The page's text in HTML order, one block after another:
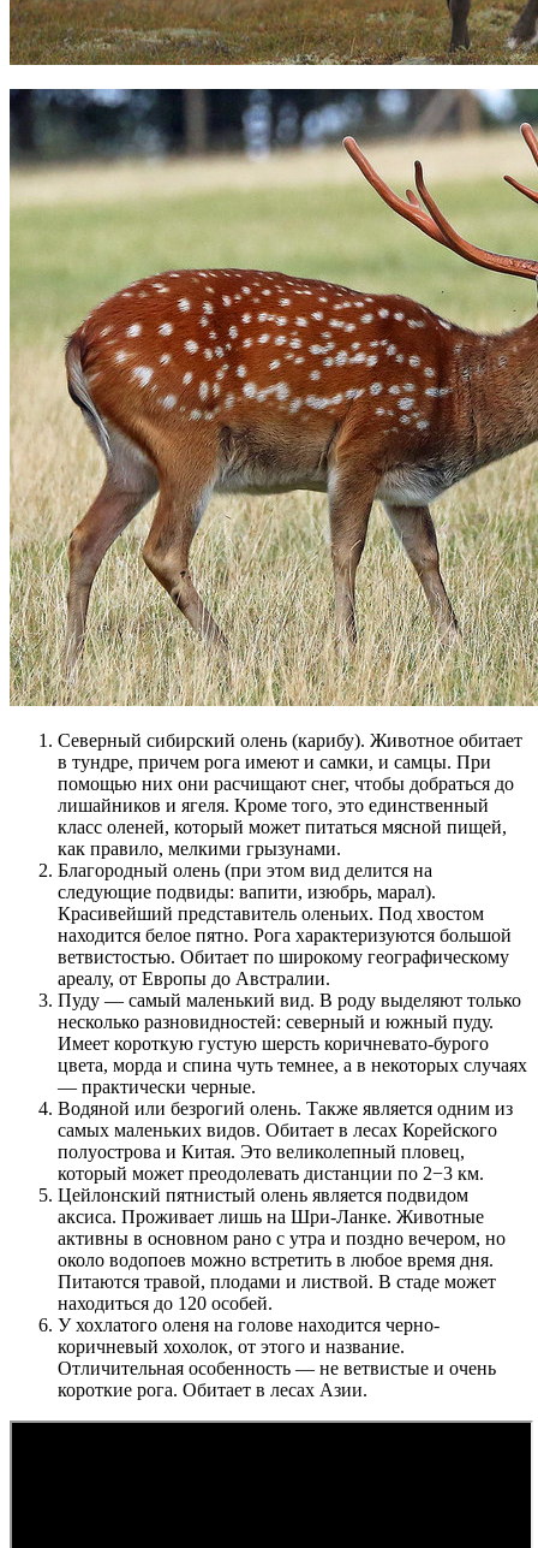
Северный сибирский олень (карибу). Животное обитает
в тундре, причем рога имеют и самки, и самцы. При
помощью них они расчищают снег, чтобы добраться до
лишайников и ягеля. Кроме того, это единственный
класс оленей, который может питаться мясной пищей,
как правило, мелкими грызунами.
Благородный олень (при этом вид делится на
следующие подвиды: вапити, изюбрь, марал).
Красивейший представитель оленьих. Под хвостом
находится белое пятно. Рога характеризуются большой
ветвистостью. Обитает по широкому географическому
ареалу, от Европы до Австралии.
Пуду — самый маленький вид. В роду выделяют только
несколько разновидностей: северный и южный пуду.
Имеет короткую густую шерсть коричневато-бурого
цвета, морда и спина чуть темнее, а в некоторых случаях
— практически черные.
Водяной или безрогий олень. Также является одним из
самых маленьких видов. Обитает в лесах Корейского
полуострова и Китая. Это великолепный пловец,
который может преодолевать дистанции по 2−3 км.
Цейлонский пятнистый олень является подвидом
аксиса. Проживает лишь на Шри-Ланке. Животные
активны в основном рано с утра и поздно вечером, но
около водопоев можно встретить в любое время дня.
Питаются травой, плодами и листвой. В стаде может
находиться до 120 особей.
У хохлатого оленя на голове находится черно-
коричневый хохолок, от этого и название.
Отличительная особенность — не ветвистые и очень
короткие рога. Обитает в лесах Азии.